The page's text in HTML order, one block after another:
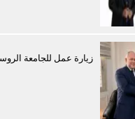
زيارة عمل للجامعة